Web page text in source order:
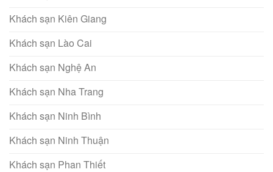
Khách sạn Kiên Giang
Khách sạn Lào Cai
Khách sạn Nghệ An
Khách sạn Nha Trang
Khách sạn Ninh Bình
Khách sạn Ninh Thuận
Khách sạn Phan Thiết